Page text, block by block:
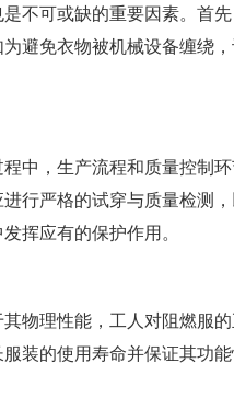
不可或缺的重要因素。首
避免衣物被机械设备缠绕
中，生产流程和质量控制
行严格的试穿与质量检测
挥应有的保护作用。
物理性能，工人对阻燃服
装的使用寿命并保证其功